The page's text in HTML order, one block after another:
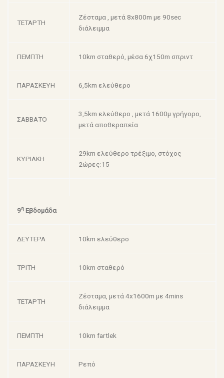
ΤΕΤΑΡΤΗ
Ζέσταμα , μετά 8x800m με 90sec
διάλειμμα
ΠΕΜΠΤΗ 10km σταθερό, μέσα 6χ150m σπριντ
ΠΑΡΑΣΚΕΥΗ 6,5km ελεύθερο
ΣΑΒΒΑΤΟ
3,5km ελεύθερο , μετά 1600μ γρήγορο,
μετά αποθεραπεία
ΚΥΡΙΑΚΗ
29km ελεύθερο τρέξιμο, στόχος
2ώρες:15
9η Εβδομάδα
ΔΕΥΤΕΡΑ 10km ελεύθερο
ΤΡΙΤΗ 10km σταθερό
ΤΕΤΑΡΤΗ
Ζέσταμα, μετά 4x1600m με 4mins
διάλειμμα
ΠΕΜΠΤΗ 10km fartlek
ΠΑΡΑΣΚΕΥΗ Ρεπό